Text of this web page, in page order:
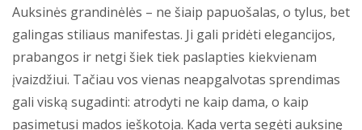
Auksinės grandinėlės – ne šiaip papuošalas, o tylus, bet
galingas stiliaus manifestas. Ji gali pridėti elegancijos,
prabangos ir netgi šiek tiek paslapties kiekvienam
įvaizdžiui. Tačiau vos vienas neapgalvotas sprendimas
gali viską sugadinti: atrodyti ne kaip dama, o kaip
pasimetusi mados ieškotoja. Kada verta segėti auksinę